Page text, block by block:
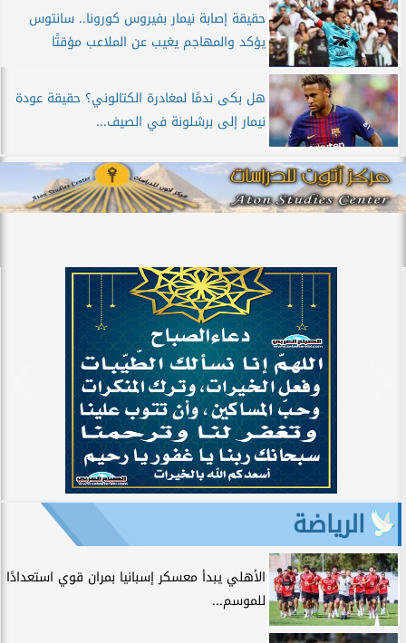
حقيقة إصابة نيمار بفيروس كورونا.. سانتوس
يؤكد والمهاجم يغيب عن الملاعب مؤقتًا
هل بكى ندمًا لمغادرة الكتالوني؟ حقيقة عودة
نيمار إلى برشلونة في الصيف...
الرياضة
الأهلي يبدأ معسكر إسبانيا بمران قوي استعدادًا
للموسم...